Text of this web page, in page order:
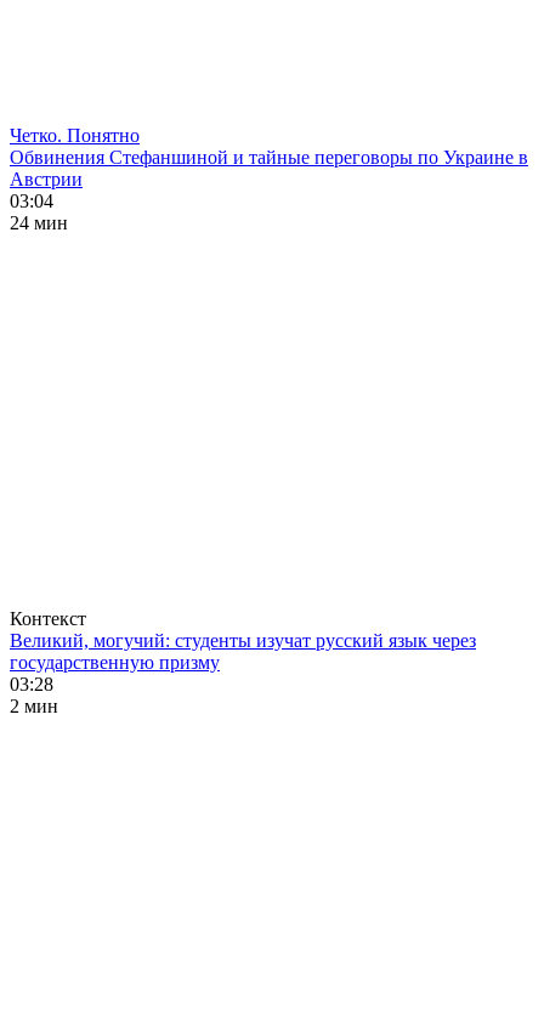
Четко. Понятно
Обвинения Стефаншиной и тайные переговоры по Украине в
Австрии
03:04
24 мин
Контекст
Великий, могучий: студенты изучат русский язык через
государственную призму
03:28
2 мин